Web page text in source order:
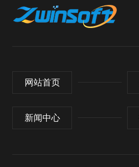
网站首页
新闻中心